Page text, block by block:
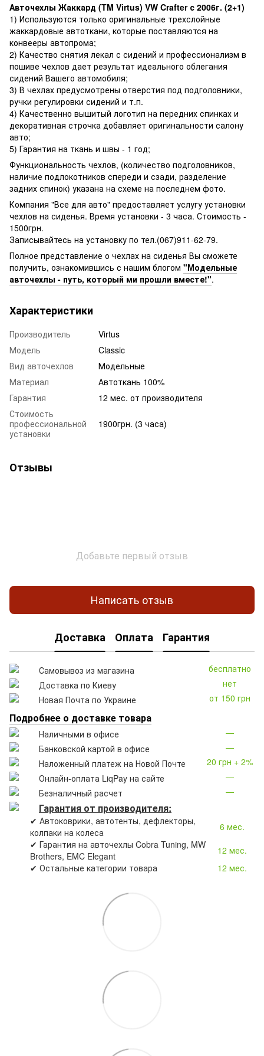
Авточехлы Жаккард (TM Virtus) VW Crafter с 2006г. (2+1)
1) Используются только оригинальные трехслойные
жаккардовые автоткани, которые поставляются на
конвееры автопрома;
2) Качество снятия лекал с сидений и профессионализм в
пошиве чехлов дает результат идеального облегания
сидений Вашего автомобиля;
3) В чехлах предусмотрены отверстия под подголовники,
ручки регулировки сидений и т.п.
4) Качественно вышитый логотип на передних спинках и
декоративная строчка добавляет оригинальности салону
авто;
5) Гарантия на ткань и швы - 1 год;
Функциональность чехлов, (количество подголовников,
наличие подлокотников спереди и сзади, разделение
задних спинок) указана на схеме на последнем фото.
Компания "Все для авто" предоставляет услугу установки
чехлов на сиденья. Время установки - 3 часа. Стоимость -
1500грн.
Записывайтесь на установку по тел.(067)911-62-79.
Полное представление о чехлах на сиденья Вы cможете
получить, ознакомившись с нашим блогом "Модельные
авточехлы - путь, который ми прошли вместе!".
Характеристики
Производитель
Virtus
Модель
Classic
Вид авточехлов
Модельные
Материал
Автоткань 100%
Гарантия
12 мес. от производителя
Стоимость
профессиональной
установки
1900грн. (3 часа)
Отзывы
Добавьте первый отзыв
Написать отзыв
Доставка Оплата Гарантия
Самовывоз из магазина
бесплатно
Доставка по Киеву
нет
Новая Почта по Украине
от 150 грн
Подробнее о доставке товара
Наличными в офисе
—
Банковской картой в офисе
—
Наложенный платеж на Новой Почте
20 грн + 2%
Онлайн-оплата LiqPay на сайте
—
Безналичный расчет
—
Гарантия от производителя:
✔ Автоковрики, автотенты, дефлекторы,
колпаки на колеса
6 мес.
✔ Гарантия на авточехлы Cobra Tuning, MW
Brothers, EMC Elegant
12 мес.
✔ Остальные категории товара
12 мес.